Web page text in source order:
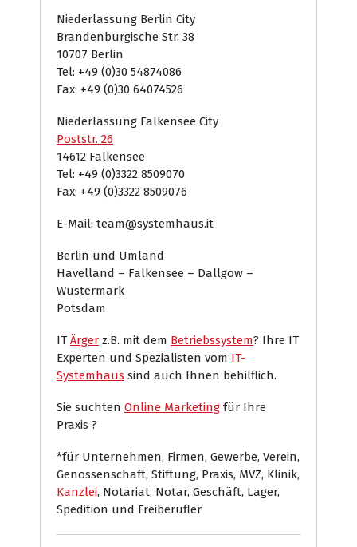
Niederlassung Berlin City
Brandenburgische Str. 38
10707 Berlin
Tel: +49 (0)30 54874086
Fax: +49 (0)30 64074526
Niederlassung Falkensee City
Poststr. 26
14612 Falkensee
Tel: +49 (0)3322 8509070
Fax: +49 (0)3322 8509076
E-Mail: team@systemhaus.it
Berlin und Umland
Havelland – Falkensee – Dallgow –
Wustermark
Potsdam
IT Ärger z.B. mit dem Betriebssystem? Ihre IT
Experten und Spezialisten vom IT-
Systemhaus sind auch Ihnen behilflich.
Sie suchten Online Marketing für Ihre
Praxis ?
*für Unternehmen, Firmen, Gewerbe, Verein,
Genossenschaft, Stiftung, Praxis, MVZ, Klinik,
Kanzlei, Notariat, Notar, Geschäft, Lager,
Spedition und Freiberufler